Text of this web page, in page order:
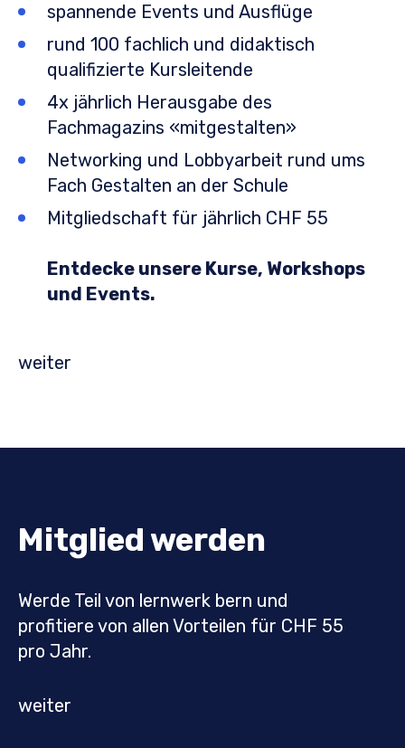
spannende Events und Ausflüge
rund 100 fachlich und didaktisch
qualifizierte Kursleitende
4x jährlich Herausgabe des
Fachmagazins «mitgestalten»
Networking und Lobbyarbeit rund ums
Fach Gestalten an der Schule
Mitgliedschaft für jährlich CHF 55
Entdecke unsere Kurse, Workshops
und Events.
weiter
Mitglied werden
Werde Teil von lernwerk bern und
profitiere von allen Vorteilen für CHF 55
pro Jahr.
weiter